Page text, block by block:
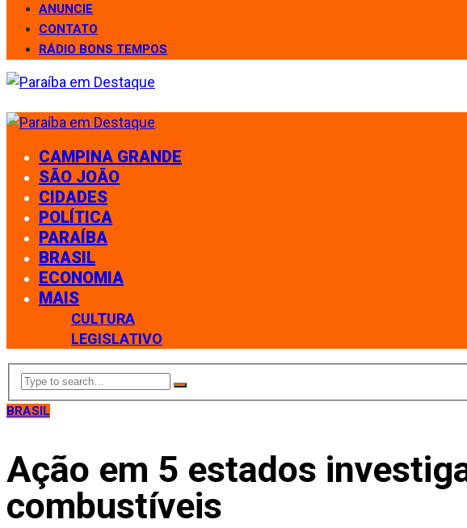
ANUNCIE
CONTATO
RÁDIO BONS TEMPOS
CAMPINA GRANDE
SÃO JOÃO
CIDADES
POLÍTICA
PARAÍBA
BRASIL
ECONOMIA
MAIS
CULTURA
LEGISLATIVO
BRASIL
Ação em 5 estados
combustíveis